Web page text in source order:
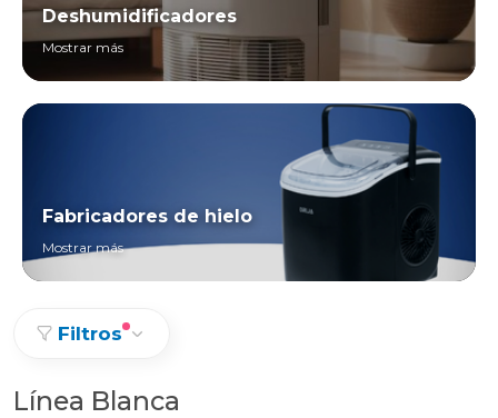
Deshumidificadores
Mostrar más
Fabricadores de hielo
Mostrar más
Filtros
Línea Blanca